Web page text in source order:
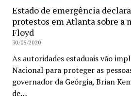
Estado de emergência
protestos em Atlanta sobre a
Floyd
30/05/2020
As autoridades estaduais vão
Nacional para proteger as
governador da Geórgia, Brian
de…